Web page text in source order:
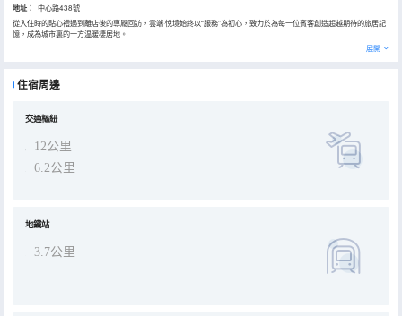
地址：
中心路438號
從入住時的貼心禮遇到離店後的專屬回訪，雲端·悅境始終以“服務”為初心，致力於為每一位賓客創造超越期待的旅居記
憶，成為城市裏的一方温暖棲居地。
展開
住宿周邊
交通樞紐
12公里
6.2公里
地鐵站
3.7公里